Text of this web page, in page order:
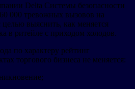
Delta Системы безопасности
000 тревожных вызовов на
выяснить, как меняется
в ритейле с приходом холодов.
по характеру рейтинг
торгового бизнеса не меняется: